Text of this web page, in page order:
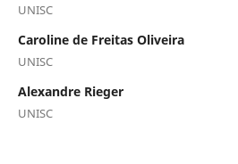
UNISC
Caroline de Freitas Oliveira
UNISC
Alexandre Rieger
UNISC